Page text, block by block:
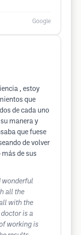
Google
, estoy
que
de cada uno
manera y
que fuese
de volver
de sus
wonderful
all the
with the
is a
working is